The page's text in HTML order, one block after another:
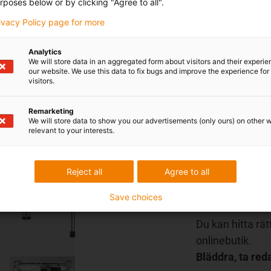
Low-
Du kan hitta
onlinebutik.
Bläddra, ta
below or by clicking "Agree to all".
Policy page for more
Analytics
We will store data in an aggregated form about visitors and their
our website. We use this data to fix bugs and improve the experience for
visitors.
Remarketing
We will store data to show you our advertisements (only ours) on other
relevant to your interests.
Agree to all
Reject all
Save choices